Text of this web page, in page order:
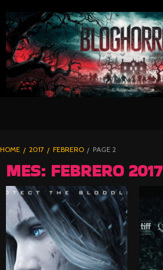
TO
CONTENT
BLOGHORROR
⋆
HOME 2017 FEBRERO PAGE 2
MES: FEBRERO 2017